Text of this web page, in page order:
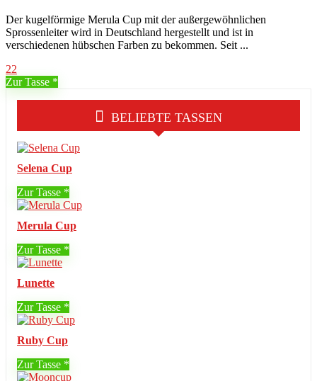
Der kugelförmige Merula Cup mit der außergewöhnlichen
Sprossenleiter wird in Deutschland hergestellt und ist in
verschiedenen hübschen Farben zu bekommen. Seit ...
22
Zur Tasse
BELIEBTE TASSEN
Selena Cup
Zur Tasse
Merula Cup
Zur Tasse
Lunette
Zur Tasse
Ruby Cup
Zur Tasse